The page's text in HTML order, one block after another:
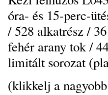
óra- és 15-perc-
/ 528 alkatrész /
fehér arany tok /
limitált sorozat
(klikkelj a